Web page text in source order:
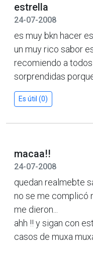
estrella
24-07-2008
es muy bkn hacer
un muy rico sabor
recomiendo a
sorprendidas
Es útil (0)
macaa!!
24-07-2008
quedan realmebte
no se me complicó
me dieron...
ahh !! y sigan con
casos de muxa